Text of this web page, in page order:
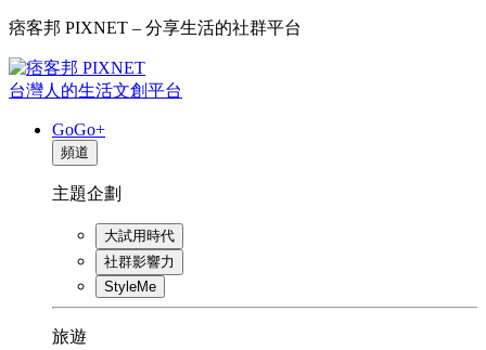
痞客邦 PIXNET – 分享生活的社群平台
台灣人的生活文創平台
GoGo+
頻道
主題企劃
大試用時代
社群影響力
StyleMe
旅遊